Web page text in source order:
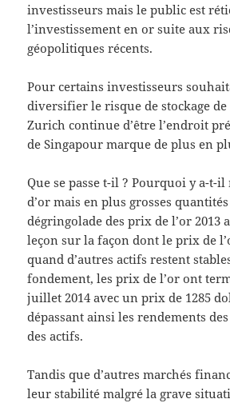
investisseurs mais le public est
l’investissement en or suite aux
géopolitiques récents.
Pour certains investisseurs
diversifier le risque de stockage de
Zurich continue d’être l’endroit
de Singapour marque de plus en
Que se passe t-il ? Pourquoi y a-t-il
d’or mais en plus grosses quantités
dégringolade des prix de l’or 2013
leçon sur la façon dont le prix de
quand d’autres actifs restent
fondement, les prix de l’or ont
juillet 2014 avec un prix de 1285
dépassant ainsi les rendements
des actifs.
Tandis que d’autres marchés
leur stabilité malgré la grave